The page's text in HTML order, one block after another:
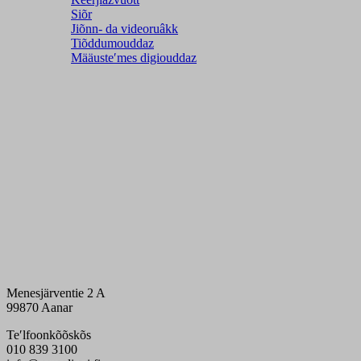
Siõr
Jiõnn- da videoruâkk
Tiõddumouddaz
Määusteʹmes digiouddaz
Menesjärventie 2 A
99870 Aanar
Teʹlfoonkõõskõs
010 839 3100